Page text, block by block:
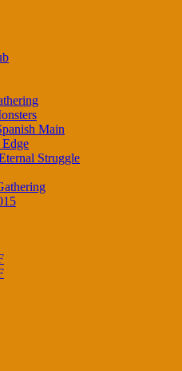
Main
Edge
Struggle